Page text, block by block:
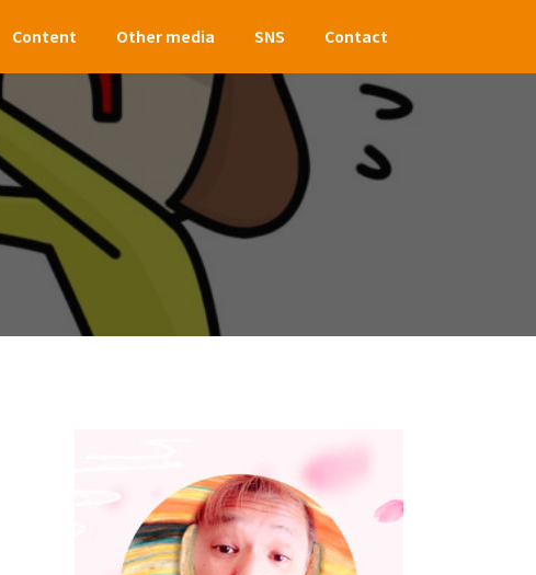
Content Other media SNS Contact